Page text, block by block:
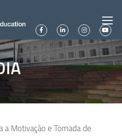
a Motivação e Tomada de